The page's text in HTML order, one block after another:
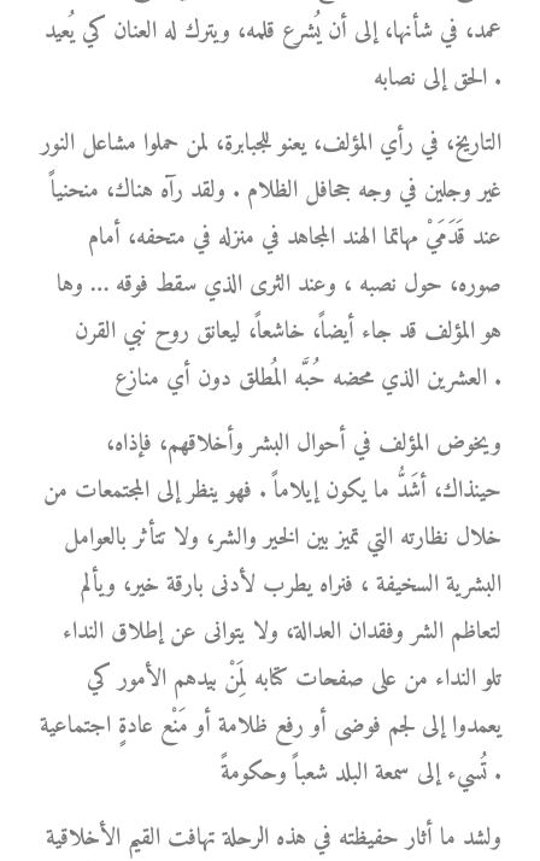
عمد، في شأنها، إلى أن يُشرع قلمه، ويترك له العنان كي يُعيد
الحق إلى نصابه .
التاريخ، في رأي المؤلف، يعنو للجبابرة، لمن حملوا مشاعل النور
غير وجلين في وجه جحافل الظلام . ولقد رآه هناك، منحنياً
عند قَدَمَيْ مهاتما الهند المجاهد في منزله في متحفه، أمام
صوره، حول نصبه ، وعند الثرى الذي سقط فوقه … وها
هو المؤلف قد جاء أيضاً، خاشعاً، ليعانق روح نبي القرن
العشرين الذي محضه حُبَّه المُطلق دون أي منازع .
ويخوض المؤلف في أحوال البشر وأخلاقهم، فإذاه،
حينذاك، أشَدُّ ما يكون إيلاماً . فهو ينظر إلى المجتمعات من
خلال نظارته التي تميز بين الخير والشر، ولا تتأثر بالعوامل
البشرية السخيفة ، فنراه يطرب لأدنى بارقة خير، ويألم
لتعاظم الشر وفقدان العدالة، ولا يتوانى عن إطلاق النداء
تلو النداء من على صفحات كتابه لِمَنْ بيدهم الأمور كي
يعمدوا إلى لجم فوضى أو رفع ظلامة أو مَنْع عادةٍ اجتماعية
تُسيء إلى سمعة البلد شعباً وحكومةً .
ولشد ما أثار حفيظته في هذه الرحلة تهافت القيم الأخلاقية